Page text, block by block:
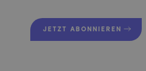
JETZT ABONNIEREN